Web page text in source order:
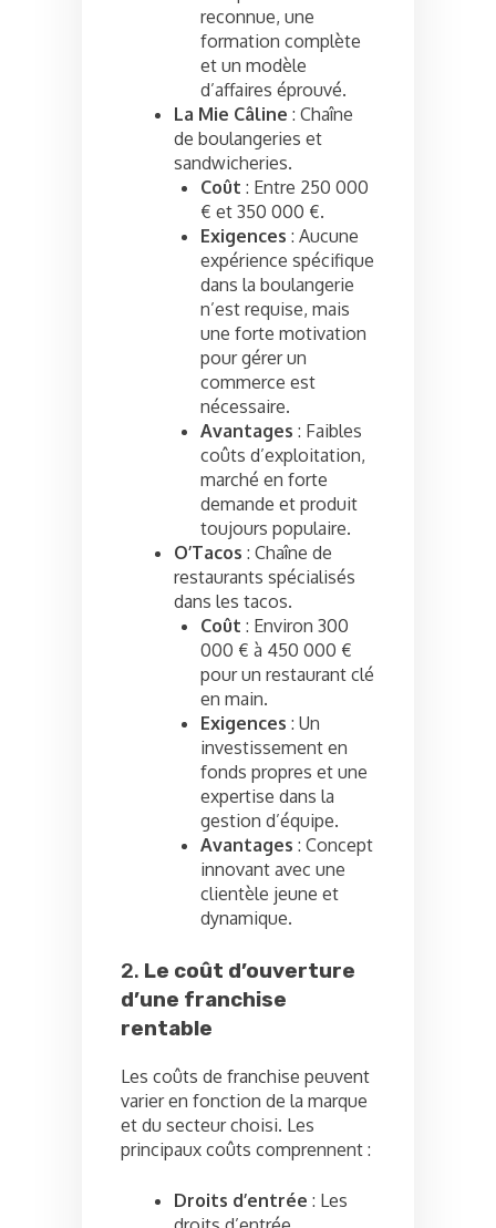
reconnue, une
formation complète
et un modèle
d’affaires éprouvé.
La Mie Câline : Chaîne
de boulangeries et
sandwicheries.
Coût : Entre 250 000
€ et 350 000 €.
Exigences : Aucune
expérience spécifique
dans la boulangerie
n’est requise, mais
une forte motivation
pour gérer un
commerce est
nécessaire.
Avantages : Faibles
coûts d’exploitation,
marché en forte
demande et produit
toujours populaire.
O’Tacos : Chaîne de
restaurants spécialisés
dans les tacos.
Coût : Environ 300
000 € à 450 000 €
pour un restaurant clé
en main.
Exigences : Un
investissement en
fonds propres et une
expertise dans la
gestion d’équipe.
Avantages : Concept
innovant avec une
clientèle jeune et
dynamique.
2. Le coût d’ouverture
d’une franchise
rentable
Les coûts de franchise peuvent
varier en fonction de la marque
et du secteur choisi. Les
principaux coûts comprennent :
Droits d’entrée : Les